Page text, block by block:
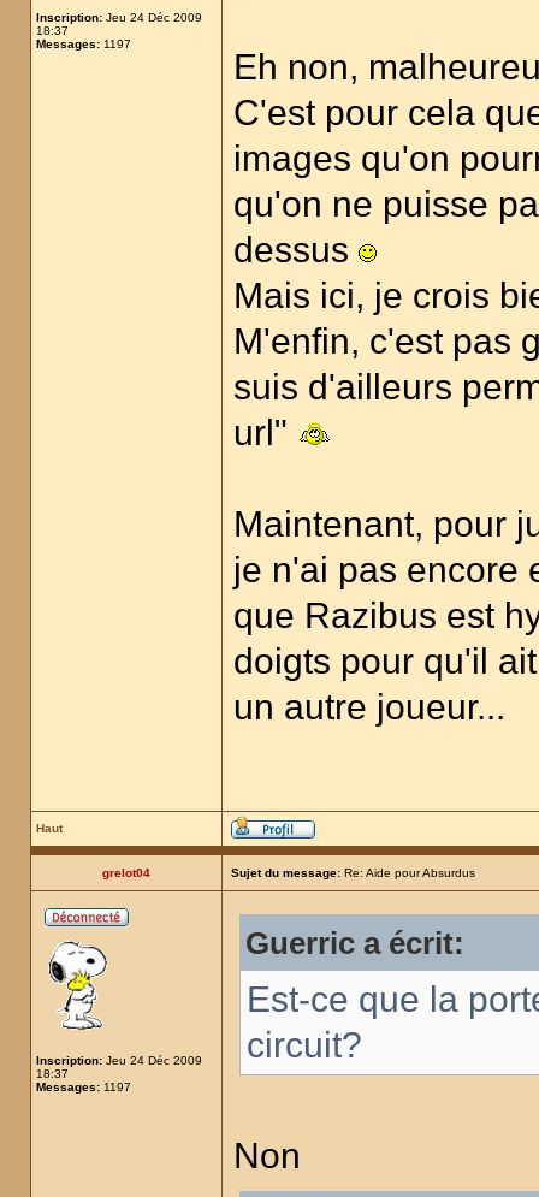
Inscription: Jeu 24 Déc 2009
18:37
Messages: 1197
Eh non,
C'est pour cela
images qu'on
qu'on ne puisse
dessus
Mais ici, je crois
M'enfin, c'est pas
suis d'ailleurs
url"
Maintenant, pour
je n'ai pas encore
que Razibus est
doigts pour qu'il
un autre joueur...
Haut
grelot04 Sujet du message: Re: Aide pour Absurdus
Inscription: Jeu 24 Déc 2009
18:37
Messages: 1197
Guerric a écrit:
Est-ce que la
circuit?
Non